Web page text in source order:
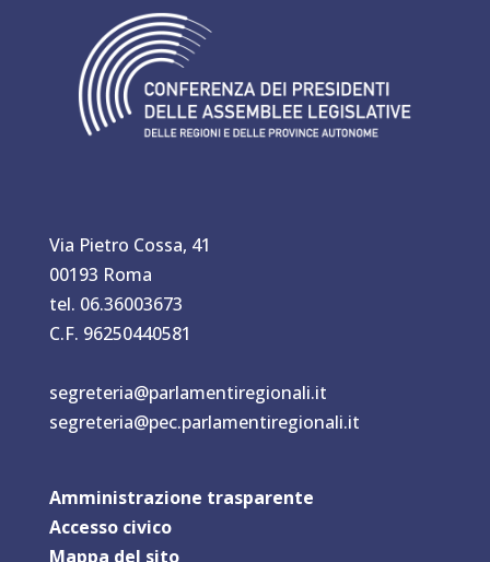
Via Pietro Cossa, 41
00193 Roma
tel. 06.36003673
C.F. 96250440581
segreteria@parlamentiregionali.it
segreteria@pec.parlamentiregionali.it
Amministrazione trasparente
Accesso civico
Mappa del sito